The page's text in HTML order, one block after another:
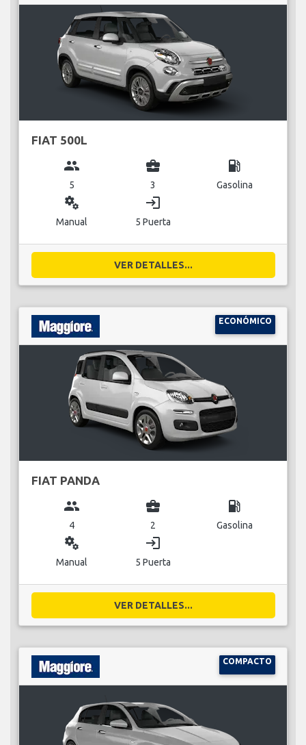
FIAT 500L
group
5
business_center
3
local_gas_station
Gasolina
miscellaneous_services
Manual
login
5 Puerta
VER DETALLES...
ECONÓMICO
FIAT PANDA
group
4
business_center
2
local_gas_station
Gasolina
miscellaneous_services
Manual
login
5 Puerta
VER DETALLES...
COMPACTO